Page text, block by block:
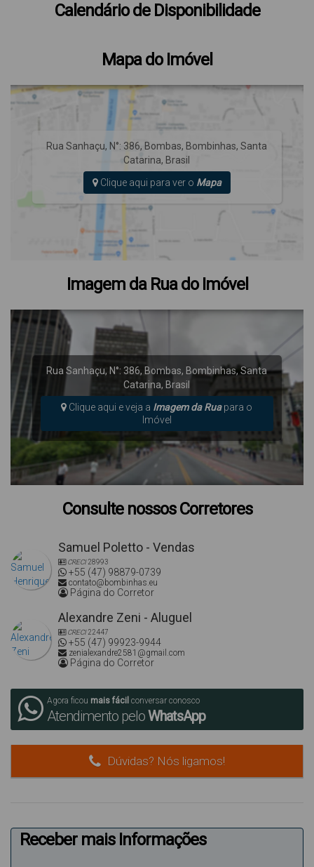
Calendário de Disponibilidade
Mapa do Imóvel
Rua Sanhaçu, N°: 386, Bombas, Bombinhas,Santa
Catarina, Brasil
Clique aqui para ver o Mapa
Imagem da Rua do Imóvel
Rua Sanhaçu, N°: 386, Bombas, Bombinhas,Santa
Catarina, Brasil
Clique aqui e veja a Imagem da Ruapara o
Imóvel
Consulte nossos Corretores
Samuel Poletto - Vendas
CRECI28993
+55 (47) 98879-0739
contato@bombinhas.eu
Página do Corretor
Alexandre Zeni - Aluguel
CRECI22447
+55 (47) 99923-9944
zenialexandre2581@gmail.com
Página do Corretor
Agora ficou mais fácil conversar conosco
Atendimento peloWhatsApp
Dúvidas? Nós ligamos!
Receber mais Informações